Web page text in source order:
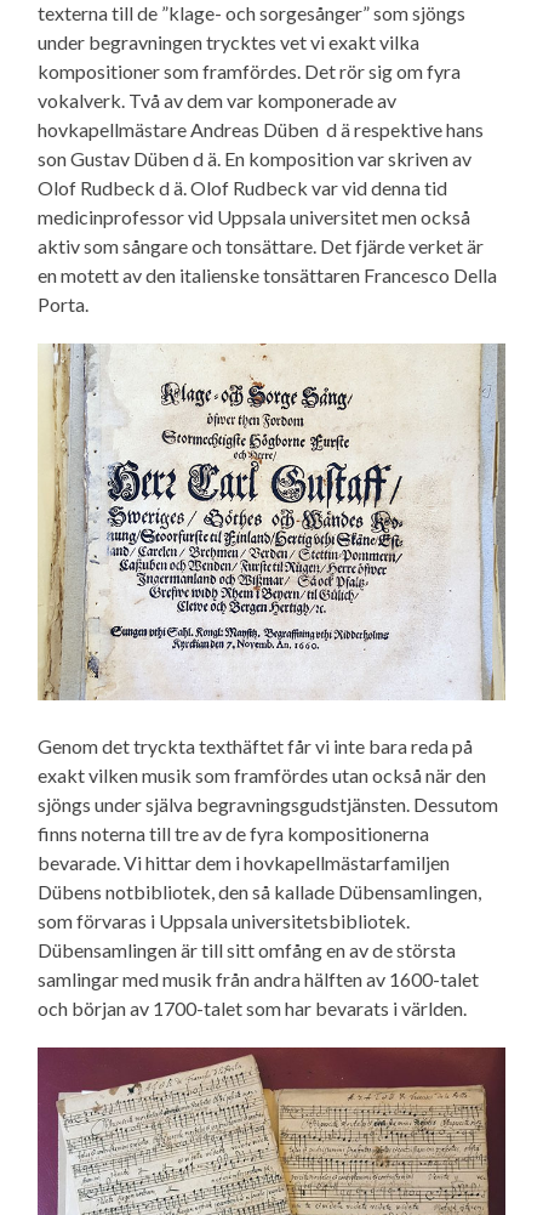
texterna till de ”klage- och sorgesånger” som sjöngs
under begravningen trycktes vet vi exakt vilka
kompositioner som framfördes. Det rör sig om fyra
vokalverk. Två av dem var komponerade av
hovkapellmästare Andreas Düben d ä respektive hans
son Gustav Düben d ä. En komposition var skriven av
Olof Rudbeck d ä. Olof Rudbeck var vid denna tid
medicinprofessor vid Uppsala universitet men också
aktiv som sångare och tonsättare. Det fjärde verket är
en motett av den italienske tonsättaren Francesco Della
Porta.
Genom det tryckta texthäftet får vi inte bara reda på
exakt vilken musik som framfördes utan också när den
sjöngs under själva begravningsgudstjänsten. Dessutom
finns noterna till tre av de fyra kompositionerna
bevarade. Vi hittar dem i hovkapellmästarfamiljen
Dübens notbibliotek, den så kallade Dübensamlingen,
som förvaras i Uppsala universitetsbibliotek.
Dübensamlingen är till sitt omfång en av de största
samlingar med musik från andra hälften av 1600-talet
och början av 1700-talet som har bevarats i världen.